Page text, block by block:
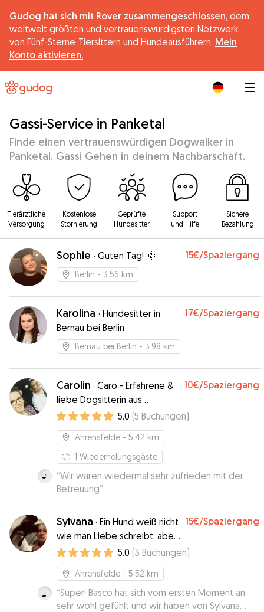
Gudog hat sich mit Rover zusammengeschlossen, dem
weltweit größten und vertrauenswürdigsten Netzwerk
von Fünf-Sterne-Tiersittern und Hundeausführern. Mein
Konto aktivieren.
Gassi-Service in Panketal
Finde einen vertrauenswürdigen Dogwalker in
Panketal. Gassi Gehen in deinem Nachbarschaft.
Tierärztliche
Versorgung
Kostenlose
Stornierung
Geprüfte
Hundesitter
Support
und Hilfe
Sichere
Bezahlung
Sophie · Guten Tag! 🌞 15€/Spaziergang
Berlin - 3.56 km
Karolina · Hundesitter in
Bernau bei Berlin
17€/Spaziergang
Bernau bei Berlin - 3.98 km
Carolin · Caro - Erfahrene &
liebe Dogsitterin aus
Ahrensfelde
10€/Spaziergang
5.0 (5 Buchungen)
Ahrensfelde - 5.42 km
1 Wiederholungsgäste
“Wir waren wiedermal sehr zufrieden mit der
Betreuung”
Sylvana · Ein Hund weiß nicht
wie man Liebe schreibt, aber
er weiß wie man sie täglich
zeigt!
15€/Spaziergang
5.0 (3 Buchungen)
Ahrensfelde - 5.52 km
“Super! Basco hat sich vom ersten Moment an
sehr wohl gefühlt und wir haben von Sylvana